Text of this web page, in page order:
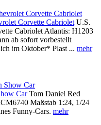
Corvette Cabriolet U.S.
Cabriolet Atlantis: H1203
ab sofort vorbestellt
im Oktober* Plast ... mehr
CarTom Daniel Red
Maßstab 1:24, 1/24
Funny-Cars. mehr